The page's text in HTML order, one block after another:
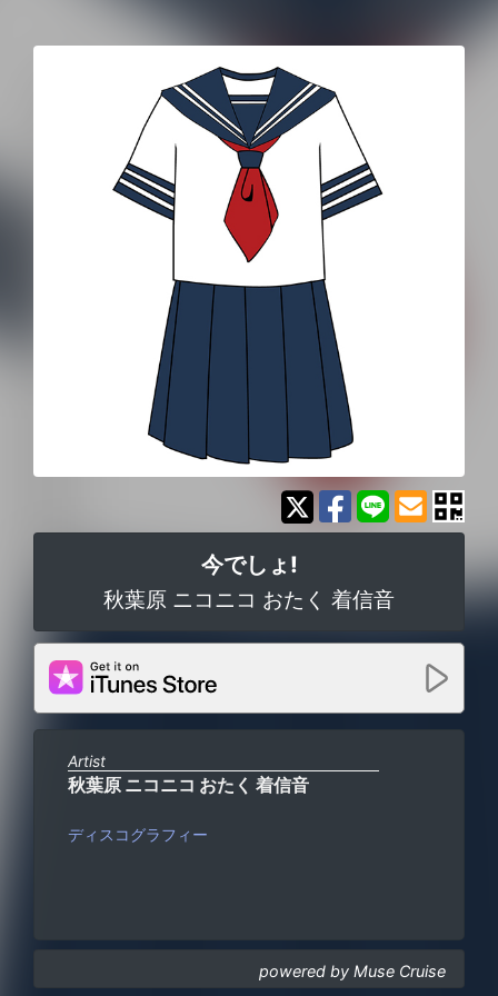
今でしょ!
秋葉原 ニコニコ おたく 着信音
Artist
秋葉原 ニコニコ おたく 着信音
ディスコグラフィー
powered by Muse Cruise